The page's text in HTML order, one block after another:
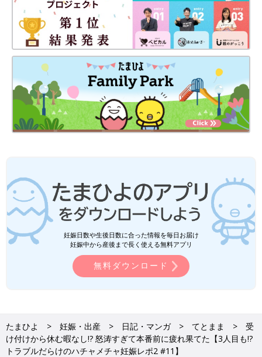
妊娠日数や生後日数に合った情報を毎日お届け
妊娠中から産後まで長く使える無料アプリ
無料ダウンロード
たまひよ 妊娠・出産 日記・マンガ てとまま
受
け付けから休む暇なし!? 怒涛すぎて本番前に疲れ果てた【3人目も!?
トラブルだらけのハチャメチャ妊娠レポ2 #11】